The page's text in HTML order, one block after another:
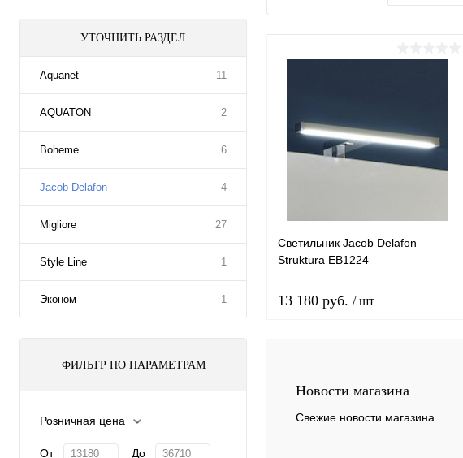
УТОЧНИТЬ РАЗДЕЛ
Aquanet 11
AQUATON 2
Boheme 6
Jacob Delafon 4
Migliore 27
Style Line 1
Эконом 1
ФИЛЬТР ПО ПАРАМЕТРАМ
Розничная цена
От До
Светильник Jacob Delafon
Struktura EB1224
13 180 руб. / шт
Купить в 1 клик
Новости магазина
Свежие новости магазина